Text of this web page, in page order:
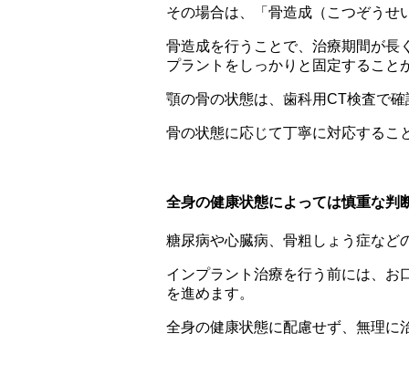
その場合は、「骨造成（こつぞうせ
骨造成を行うことで、治療期間が長
プラントをしっかりと固定すること
顎の骨の状態は、歯科用CT検査で
骨の状態に応じて丁寧に対応するこ
全身の健康状態によっては慎重な判
糖尿病や心臓病、骨粗しょう症など
インプラント治療を行う前には、お
を進めます。
全身の健康状態に配慮せず、無理に